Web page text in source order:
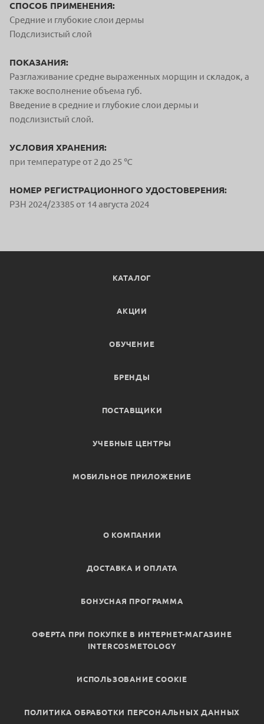
СПОСОБ ПРИМЕНЕНИЯ:
Средние и глубокие слои дермы
Подслизистый слой
ПОКАЗАНИЯ:
Разглаживание средне выраженных морщин и складок, а
также восполнение объема губ.
Введение в средние и глубокие слои дермы и
подслизистый слой.
УСЛОВИЯ ХРАНЕНИЯ:
при температуре от 2 до 25 ℃
НОМЕР РЕГИСТРАЦИОННОГО УДОСТОВЕРЕНИЯ:
РЗН 2024/23385 от 14 августа 2024
КАТАЛОГ
АКЦИИ
ОБУЧЕНИЕ
БРЕНДЫ
ПОСТАВЩИКИ
УЧЕБНЫЕ ЦЕНТРЫ
МОБИЛЬНОЕ ПРИЛОЖЕНИЕ
О КОМПАНИИ
ДОСТАВКА И ОПЛАТА
БОНУСНАЯ ПРОГРАММА
ОФЕРТА ПРИ ПОКУПКЕ В ИНТЕРНЕТ-МАГАЗИНЕ
INTERCOSMETOLOGY
ИСПОЛЬЗОВАНИЕ COOKIE
ПОЛИТИКА ОБРАБОТКИ ПЕРСОНАЛЬНЫХ ДАННЫХ